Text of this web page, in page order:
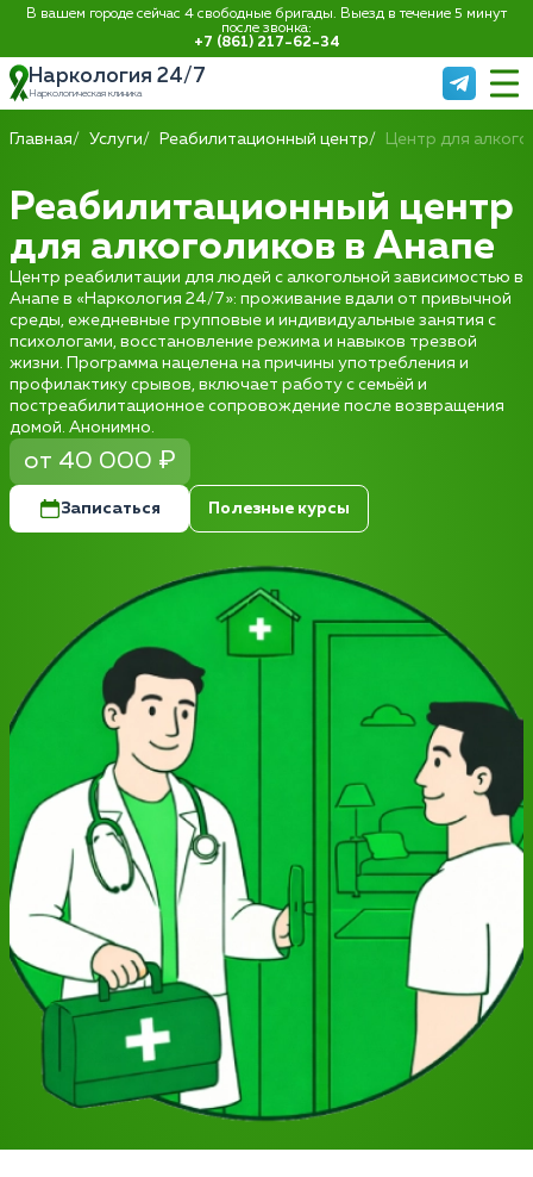
В вашем городе сейчас 4 свободные бригады. Выезд в течение 5 минут
после звонка:
+7 (861) 217-62-34
Наркология 24/7
Наркологическая клиника
Главная Услуги Реабилитационный центр Центр для
Реабилитационный центр
для алкоголиков в Анапе
Центр реабилитации для людей с алкогольной зависимостью в
Анапе в «Наркология 24/7»: проживание вдали от привычной
среды, ежедневные групповые и индивидуальные занятия с
психологами, восстановление режима и навыков трезвой
жизни. Программа нацелена на причины употребления и
профилактику срывов, включает работу с семьёй и
постреабилитационное сопровождение после возвращения
домой. Анонимно.
от 40 000 ₽
Записаться Полезные курсы